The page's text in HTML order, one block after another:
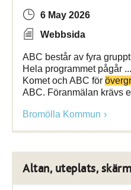
6 May 2026
Webbsida
ABC består av fyra
Hela programmet pågår
Komet och ABC för
ABC. Föranmälan krävs
Bromölla Kommun
Altan, uteplats,